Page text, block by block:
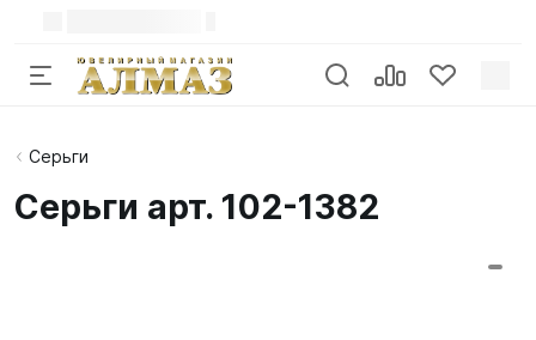
Серьги
Серьги арт. 102-1382